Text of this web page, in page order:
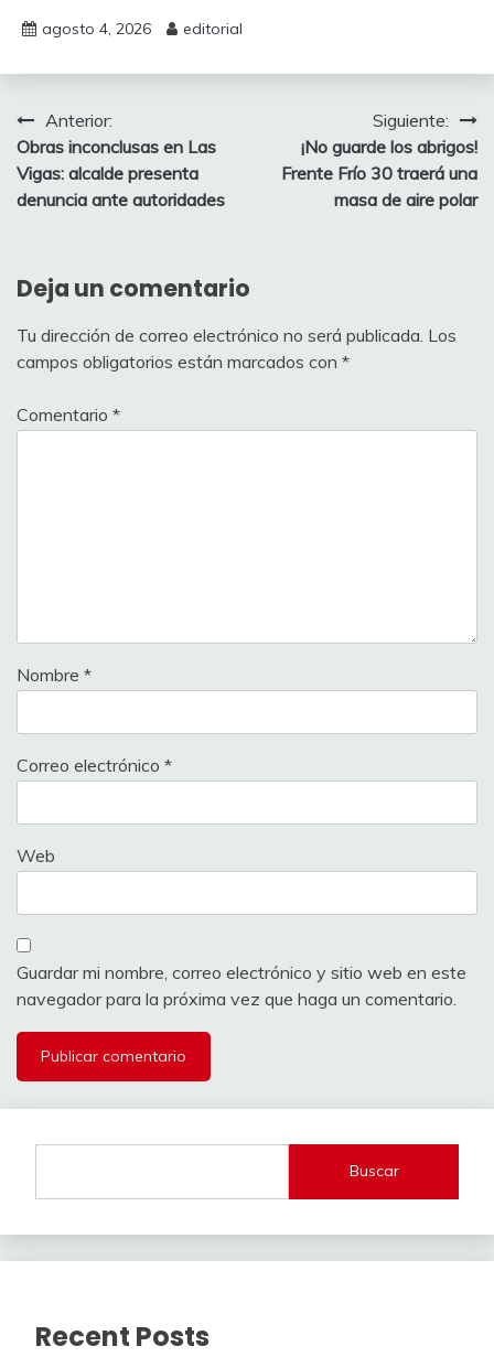
agosto 4, 2026 editorial
Navegación
de
entradas
Anterior:
Obras inconclusas en Las
Vigas: alcalde presenta
denuncia ante autoridades
Siguiente:
¡No guarde los abrigos!
Frente Frío 30 traerá una
masa de aire polar
Deja un comentario
Tu dirección de correo electrónico no será publicada. Los
campos obligatorios están marcados con *
Comentario *
Nombre *
Correo electrónico *
Web
Guardar mi nombre, correo electrónico y sitio web en este
navegador para la próxima vez que haga un comentario.
Buscar
Recent Posts